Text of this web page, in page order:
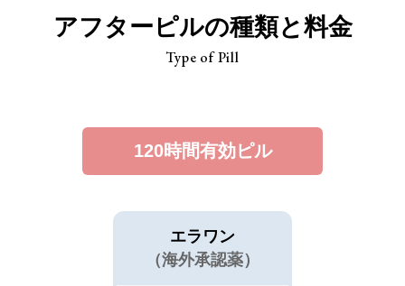
アフターピルの種類と料金
Type of Pill
120時間有効ピル
エラワン
（海外承認薬）